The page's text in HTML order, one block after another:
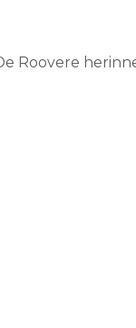
Roovere